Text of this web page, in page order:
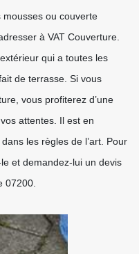
ou couverte
à VAT Couverture.
qui a toutes les
de terrasse. Si vous
vous profiterez d’une
attentes. Il est en
les règles de l’art. Pour
et demandez-lui un devis
07200.